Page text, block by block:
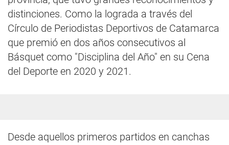
distinciones. Como la lograda a través del
Círculo de Periodistas Deportivos de Catamarca
que premió en dos años consecutivos al
Básquet como "Disciplina del Año" en su Cena
del Deporte en 2020 y 2021.
Desde aquellos primeros partidos en canchas